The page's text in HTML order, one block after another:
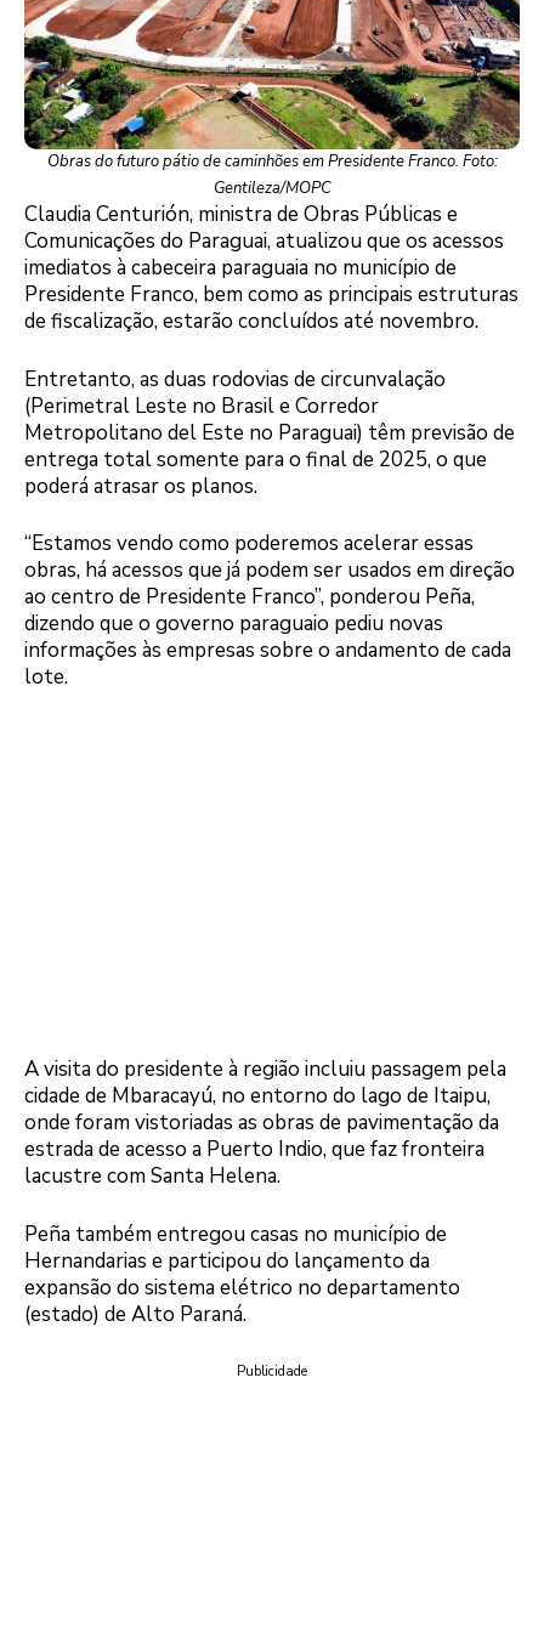
Obras do futuro pátio de caminhões em Presidente Franco. Foto:
Gentileza/MOPC
Claudia Centurión, ministra de Obras Públicas e
Comunicações do Paraguai, atualizou que os acessos
imediatos à cabeceira paraguaia no município de
Presidente Franco, bem como as principais estruturas
de fiscalização, estarão concluídos até novembro.
Entretanto, as duas rodovias de circunvalação
(Perimetral Leste no Brasil e Corredor
Metropolitano del Este no Paraguai) têm previsão de
entrega total somente para o final de 2025, o que
poderá atrasar os planos.
“Estamos vendo como poderemos acelerar essas
obras, há acessos que já podem ser usados em direção
ao centro de Presidente Franco”, ponderou Peña,
dizendo que o governo paraguaio pediu novas
informações às empresas sobre o andamento de cada
lote.
A visita do presidente à região incluiu passagem pela
cidade de Mbaracayú, no entorno do lago de Itaipu,
onde foram vistoriadas as obras de pavimentação da
estrada de acesso a Puerto Indio, que faz fronteira
lacustre com Santa Helena.
Peña também entregou casas no município de
Hernandarias e participou do lançamento da
expansão do sistema elétrico no departamento
(estado) de Alto Paraná.
Publicidade